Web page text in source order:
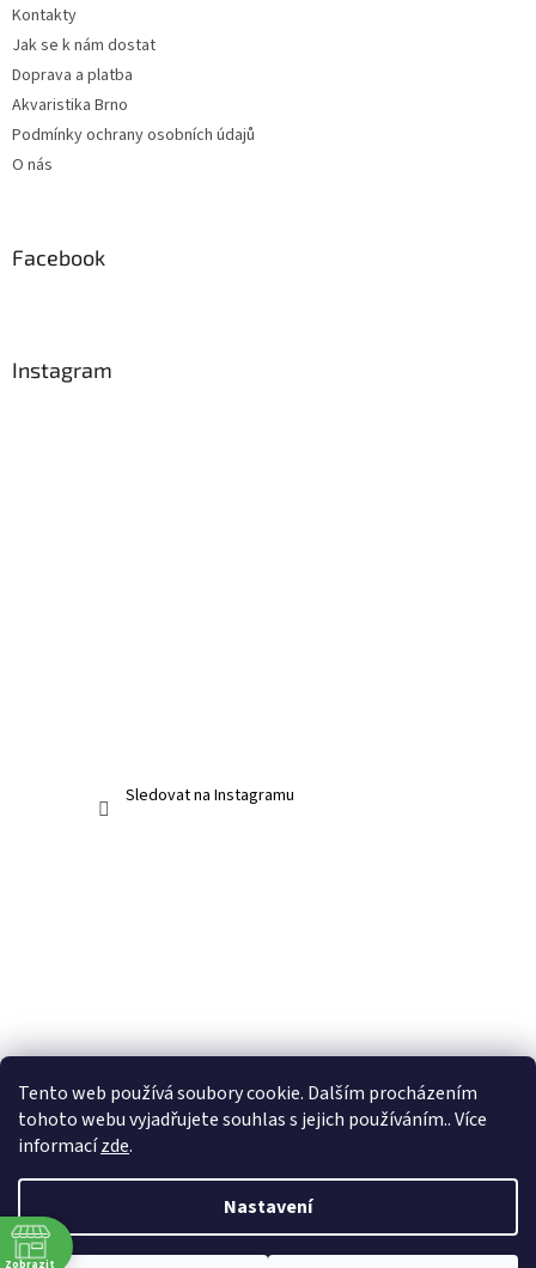
Tento web používá soubory cookie. Dalším procházením
tohoto webu vyjadřujete souhlas s jejich používáním.. Více
informacízde.
Nastavení
Kontakty
Jak se k nám dostat
Doprava a platba
Akvaristika Brno
Podmínky ochrany osobních údajů
O nás
Facebook
Instagram
Sledovat na Instagramu
Vytvořil Shoptet